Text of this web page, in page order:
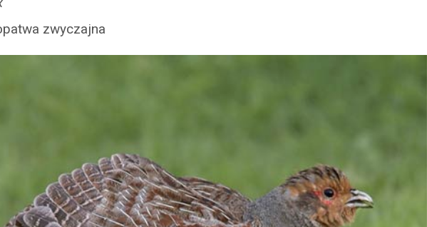
zwyczajna